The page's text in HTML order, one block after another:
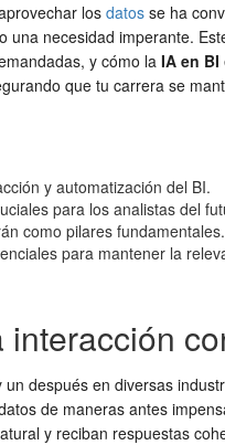
los datos se ha
una necesidad imperante.
y cómo la IA en BI
que tu carrera se
y automatización del BI.
para los analistas del
como pilares fundamentales.
para mantener la
después en diversas
de maneras antes
y reciban respuestas